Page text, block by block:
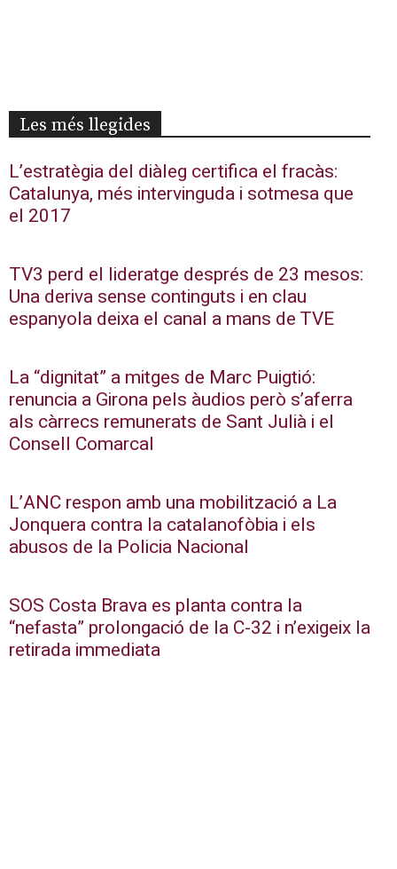
Les més llegides
L’estratègia del diàleg certifica el fracàs:
Catalunya, més intervinguda i sotmesa que
el 2017
TV3 perd el lideratge després de 23 mesos:
Una deriva sense continguts i en clau
espanyola deixa el canal a mans de TVE
La “dignitat” a mitges de Marc Puigtió:
renuncia a Girona pels àudios però s’aferra
als càrrecs remunerats de Sant Julià i el
Consell Comarcal
L’ANC respon amb una mobilització a La
Jonquera contra la catalanofòbia i els
abusos de la Policia Nacional
SOS Costa Brava es planta contra la
“nefasta” prolongació de la C-32 i n’exigeix la
retirada immediata